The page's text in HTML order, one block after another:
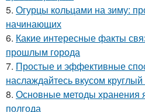
5. Огурцы кольцами на зиму:
начинающих
6. Какие интересные факты
прошлым города
7. Простые и эффективные
наслаждайтесь вкусом круглый
8. Основные методы хранения
полгода